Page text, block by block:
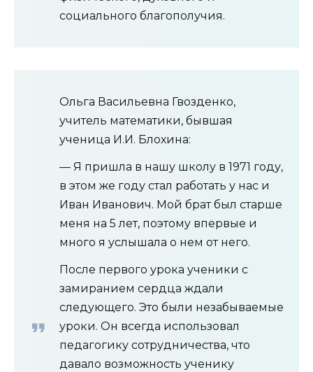
социального благополучия.
Ольга Васильевна Гвозденко,
учитель математики, бывшая
ученица И.И. Блохина:
— Я пришла в нашу школу в 1971 году,
в этом же году стал работать у нас и
Иван Иванович. Мой брат был старше
меня на 5 лет, поэтому впервые и
много я услышала о нем от него.
После первого урока ученики с
замиранием сердца ждали
следующего. Это были незабываемые
уроки. Он всегда использовал
педагогику сотрудничества, что
давало возможность ученику